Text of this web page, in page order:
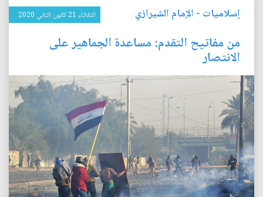
إسلاميات - الإمام الشيرازي الثلاثاء 21 كانون الثاني 2020
من مفاتيح التقدم: مساعدة الجماهير على
الانتصار